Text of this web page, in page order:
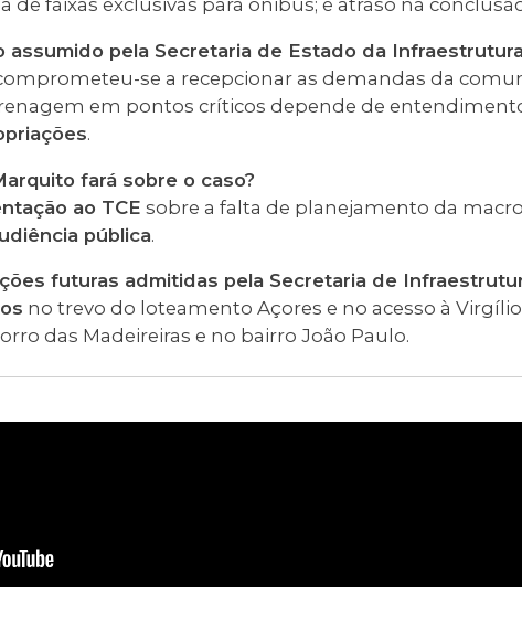
de faixas exclusivas para ônibus; e atraso na
assumido pela Secretaria de Estado da
se a recepcionar as demandas da
em pontos críticos depende de
.
fará sobre o caso?
ao TCE sobre a falta de planejamento da
pública.
futuras admitidas pela Secretaria de
no trevo do loteamento Açores e no acesso à Virgílio
das Madeireiras e no bairro João Paulo.